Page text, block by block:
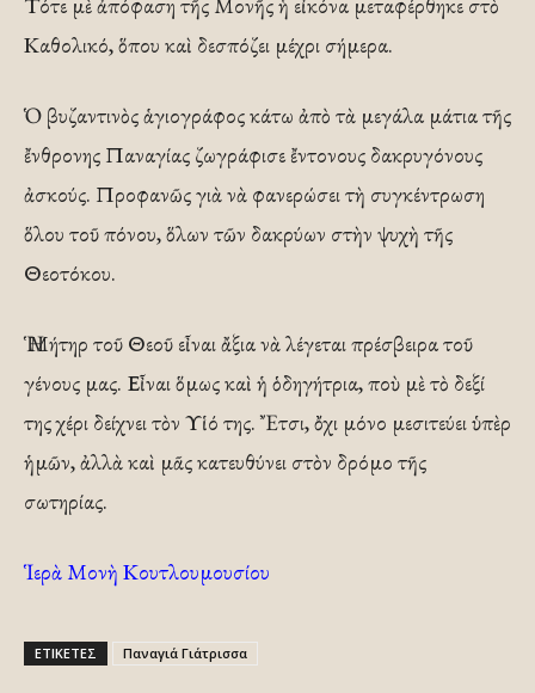
Καθολικό, ὅπου καὶ δεσπόζει μέχρι σήμερα.
Ὁ βυζαντινὸς ἁγιογράφος κάτω ἀπὸ τὰ μεγάλα μάτια τῆς
ἔνθρονης Παναγίας ζωγράφισε ἔντονους δακρυγόνους
ἀσκούς. Προφανῶς γιὰ νὰ φανερώσει τὴ συγκέντρωση
ὅλου τοῦ πόνου, ὅλων τῶν δακρύων στὴν ψυχὴ τῆς
Θεοτόκου.
Ἡ Μήτηρ τοῦ Θεοῦ εἶναι ἄξια νὰ λέγεται πρέσβειρα τοῦ
γένους μας. Εἶναι ὅμως καὶ ἡ ὁδηγήτρια, ποὺ μὲ τὸ δεξί
της χέρι δείχνει τὸν Υἱό της. Ἔτσι, ὄχι μόνο μεσιτεύει ὑπὲρ
ἡμῶν, ἀλλὰ καὶ μᾶς κατευθύνει στὸν δρόμο τῆς
σωτηρίας.
Ἱερὰ Μονὴ Κουτλουμουσίου
ΕΤΙΚΕΤΕΣ Παναγιά Γιάτρισσα